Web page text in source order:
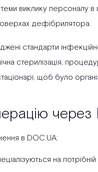
виклику персоналу в
дефібрилятора.
стандарти
стерилізація,
щоб було
через
в DOC.UA:
на